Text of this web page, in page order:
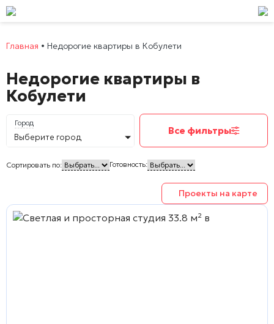
Главная • Недорогие квартиры в Кобулети
Недорогие квартиры в
Кобулети
Город
Выберите город
Все фильтры
Сортировать по: Готовность:
Проекты на карте